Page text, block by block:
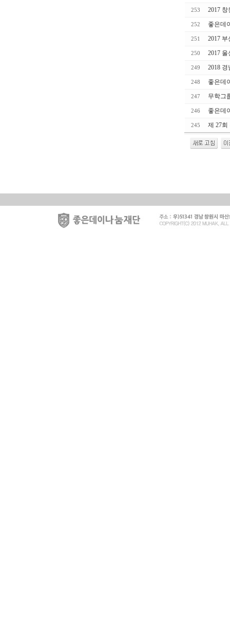
253 2017
252 좋은데
251 2017
250 2017
249 2018
248 좋은데
247 무학그
246 좋은데
245 제 27회